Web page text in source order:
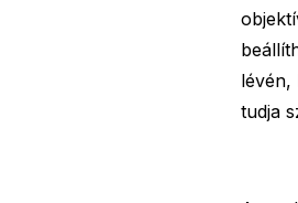
lévén,
tudja